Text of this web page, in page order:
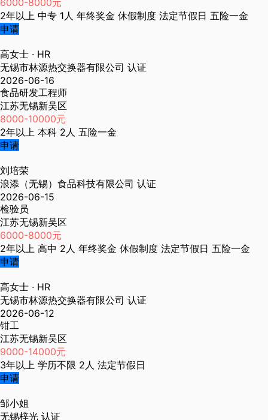
6000-8000元
2年以上 中专 1人 年终奖金 休假制度 法定节假日 五险一金
申请
高女士 · HR
无锡市林源热交换器有限公司 认证
2026-06-16
食品研发工程师
江苏无锡新吴区
8000-10000元
2年以上 本科 2人 五险一金
申请
刘培荣
浪添（无锡）食品科技有限公司 认证
2026-06-15
检验员
江苏无锡新吴区
6000-8000元
2年以上 高中 2人 年终奖金 休假制度 法定节假日 五险一金
申请
高女士 · HR
无锡市林源热交换器有限公司 认证
2026-06-12
钳工
江苏无锡新吴区
9000-14000元
3年以上 学历不限 2人 法定节假日
申请
邹小姐
无锡梓光 认证